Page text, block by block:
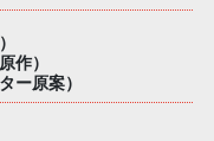
作）
ー原案）